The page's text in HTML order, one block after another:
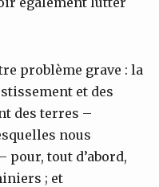
problème grave : la
et des
des terres –
nous
tout d’abord,
; et